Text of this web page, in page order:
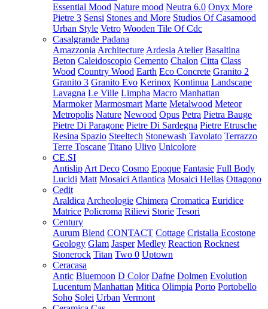
Essential Mood Nature mood Neutra 6.0 Onyx More
Pietre 3 Sensi Stones and More Studios Of Casamood
Urban Style Vetro Wooden Tile Of Cdc
Casalgrande Padana
Amazzonia Architecture Ardesia Atelier Basaltina
Beton Caleidoscopio Cemento Chalon Citta Class
Wood Country Wood Earth Eco Concrete Granito 2
Granito 3 Granito Evo Kerinox Kontinua Landscape
Lavagna Le Ville Limpha Macro Manhattan
Marmoker Marmosmart Marte Metalwood Meteor
Metropolis Nature Newood Opus Petra Pietra Bauge
Pietre Di Paragone Pietre Di Sardegna Pietre Etrusche
Resina Spazio Steeltech Stonewash Tavolato Terrazzo
Terre Toscane Titano Ulivo Unicolore
CE.SI
Antislip Art Deco Cosmo Epoque Fantasie Full Body
Lucidi Matt Mosaici Atlantica Mosaici Hellas Ottagono
Cedit
Araldica Archeologie Chimera Cromatica Euridice
Matrice Policroma Rilievi Storie Tesori
Century
Aurum Blend CONTACT Cottage Cristalia Ecostone
Geology Glam Jasper Medley Reaction Rocknest
Stonerock Titan Two 0 Uptown
Ceracasa
Antic Bluemoon D Color Dafne Dolmen Evolution
Lucentum Manhattan Mitica Olimpia Porto Portobello
Soho Solei Urban Vermont